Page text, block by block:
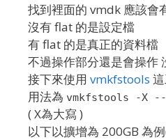
找到裡面的 vmdk 應該會
沒有 flat 的是設定檔
有 flat 的是真正的資料檔
不過操作部分還是會操作
接下來使用 vmkfstools
用法為 vmkfstools -X --
( X為大寫 )
以下以擴增為 200GB 為